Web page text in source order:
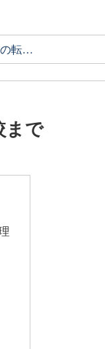
理学療法士の転職ガイド
まで